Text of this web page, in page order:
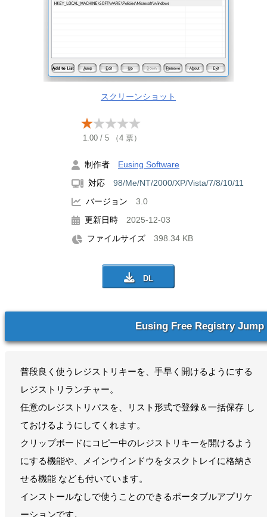
スクリーンショット
1.00 / 5 （4 票）
制作者 Eusing Software
対応 98/Me/NT/2000/XP/Vista/7/8/10/11
バージョン 3.0
更新日時 2025-12-03
ファイルサイズ 398.34 KB
Eusing Free Registry Jump
普段良く使うレジストリキーを、手早く開けるようにする
レジストリランチャー。
任意のレジストリパスを、リスト形式で登録＆一括保存 し
ておけるようにしてくれます。
クリップボードにコピー中のレジストリキーを開けるよう
にする機能や、メインウインドウをタスクトレイに格納さ
せる機能 なども付いています。
インストールなしで使うことのできるポータブルアプリケ
ーションです。